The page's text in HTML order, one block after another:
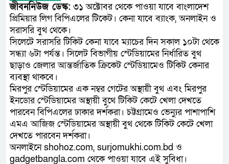
পিস্তলসহ গ্রেফতার করেছে র‍্যাব-৩
জীবননিউজ ডেস্ক: ৩১ অক্টোবর থেকে পাওয়া যাবে বাংলাদেশ
প্রিমিয়ার লিগ বিপিএলের টিকেট। কেনা যাবে ব্যাংক, অনলাইন ও
সরাসরি বুথ থেকে।
সিলেটে সরাসরি টিকিট কেনা যাবে ম্যাচের দিন সকাল ১০টা থেকে
সন্ধ্যা ৬টা পর্যন্ত। সিলেট বিভাগীয় স্টেডিয়ামের নির্ধারিত বুথ
ছাড়াও জেলার আন্তর্জাতিক ক্রিকেট স্টেডিয়ামেও টিকিট কেনার
ব্যবস্থা থাকবে।
মিরপুর স্টেডিয়ামের এক নম্বর গেটের অস্থায়ী বুথ এবং মিরপুর
ইনডোর স্টেডিয়ামের অস্থায়ী বুথে টিকিট কেটে খেলা দেখতে
পারবেন বিপিএলের ঢাকার দর্শকরা। চট্টগ্রামেও ভেন্যুর পাশাপাশি
এমএ আজিজ স্টেডিয়ামের অস্থায়ী বুথ থেকে টিকিট কেটে খেলা
দেখতে পারবেন দর্শকরা।
অনলাইনে shohoz.com, surjomukhi.com.bd ও
gadgetbangla.com থেকে পাওয়া যাবে এই সুবিধা।